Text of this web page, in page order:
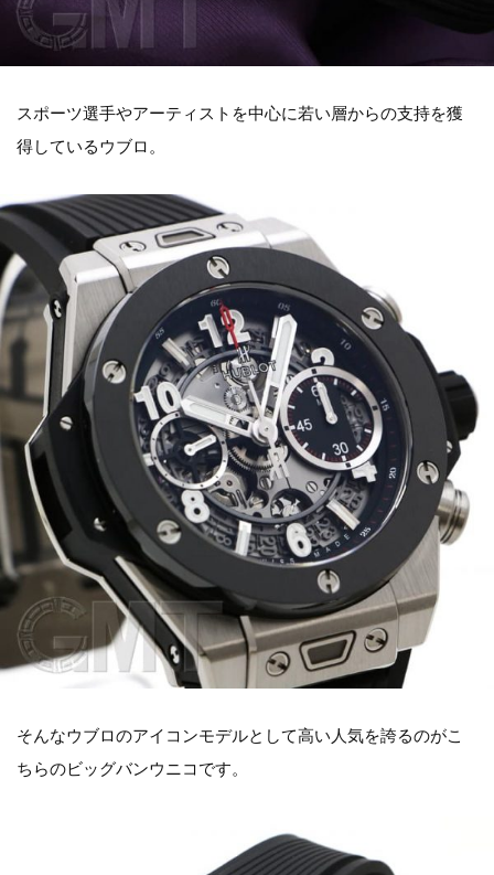
スポーツ選手やアーティストを中心に若い層からの支持を獲
得しているウブロ。
そんなウブロのアイコンモデルとして高い人気を誇るのがこ
ちらのビッグバンウニコです。